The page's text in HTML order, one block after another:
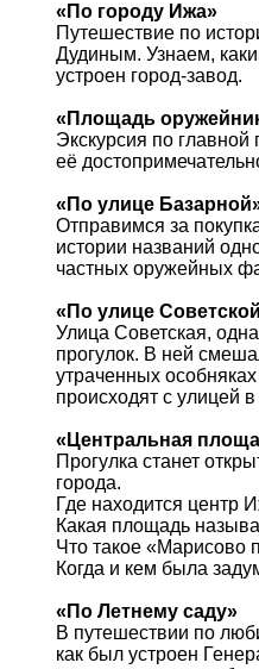
«По городу Ижа»
Путешествие по
Дудиным. Узнаем,
устроен город-завод.
«Площадь
Экскурсия по
её
«По улице
Отправимся за
истории названий
частных оружейных
«По улице
Улица Советская,
прогулок. В ней
утраченных
происходят с улицей
«Центральная
Прогулка станет
города.
Где находится центр
Какая площадь
Что такое «Марисово
Когда и кем была
«По Летнему саду»
В путешествии по
как был устроен